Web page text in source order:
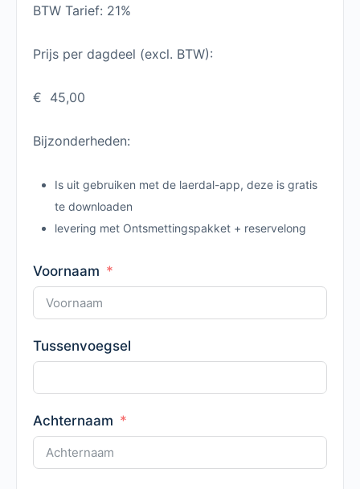
BTW Tarief: 21%
Prijs per dagdeel (excl. BTW):
€ 45,00
Bijzonderheden:
Is uit gebruiken met de laerdal-app, deze is gratis
te downloaden
levering met Ontsmettingspakket + reservelong
Voornaam
Tussenvoegsel
Achternaam